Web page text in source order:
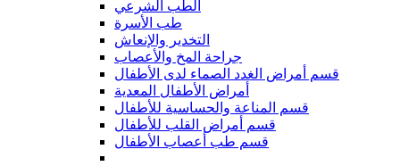
الطب الشرعي
طب الأسرة
التخدير والإنعاش
جراحة المخ والأعصاب
قسم أمراض الغدد الصماء لدى الأطفال
أمراض الأطفال المعدية
قسم المناعة والحساسية للأطفال
قسم أمراض القلب للأطفال
قسم طب أعصاب الأطفال